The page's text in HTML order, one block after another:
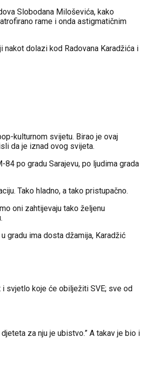
Slobodana Miloševića, kako
rame i onda astigmatičnim
dolazi kod Radovana Karadžića i
kulturnom svijetu. Birao je ovaj
da je iznad ovog svijeta.
po gradu Sarajevu, po ljudima grada
Tako hladno, a tako pristupačno.
oni zahtijevaju tako željenu
gradu ima dosta džamija, Karadžić
svjetlo koje će obilježiti SVE; sve od
za nju je ubistvo.” A takav je bio i